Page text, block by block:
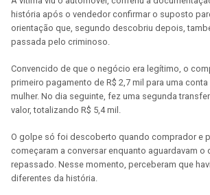
história após o vendedor confirmar o suposto
orientação que, segundo descobriu depois,
passada pelo criminoso.
Convencido de que o negócio era legítimo, o
primeiro pagamento de R$ 2,7 mil para uma
mulher. No dia seguinte, fez uma segunda
valor, totalizando R$ 5,4 mil.
O golpe só foi descoberto quando comprador e
começaram a conversar enquanto aguardavam o
repassado. Nesse momento, perceberam que
diferentes da história.